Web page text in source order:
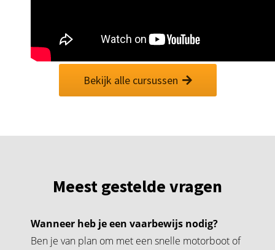
Bekijk alle cursussen
Meest gestelde vragen
Wanneer heb je een vaarbewijs nodig?
Ben je van plan om met een snelle motorboot of